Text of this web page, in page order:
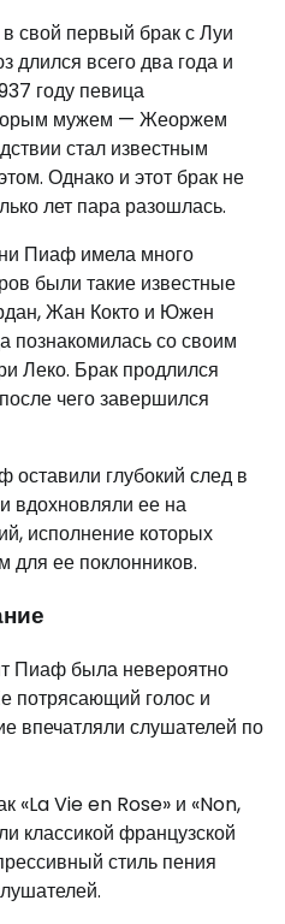
свой первый брак с Луи
длился всего два года и
году певица
мужем — Жеоржем
стал известным
Однако и этот брак не
лет пара разошлась.
Пиаф имела много
были такие известные
Жан Кокто и Южен
познакомилась со своим
Леко. Брак продлился
чего завершился
глубокий след в
вдохновляли ее на
исполнение которых
для ее поклонников.
Пиаф была невероятно
потрясающий голос и
впечатляли слушателей по
«La Vie en Rose» и «Non,
классикой французской
стиль пения